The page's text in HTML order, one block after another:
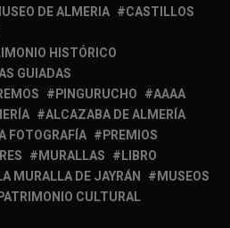
DE ALMERIA
CASTILLOS
HISTÓRICO
GUIADAS
PINGURUCHO
AAAA
ALCAZABA DE ALMERÍA
FOTOGRAFÍA
PREMIOS
MURALLAS
LIBRO
MURALLA DE JAYRÁN
MUSEOS
CULTURAL